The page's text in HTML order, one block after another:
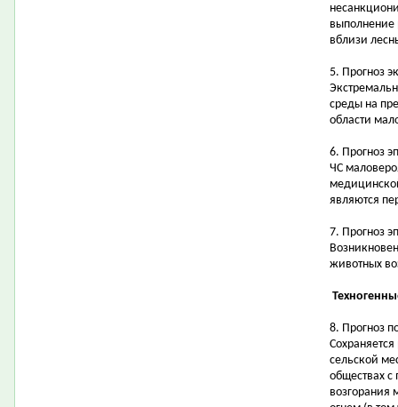
выполнение
вблизи
5. Прогноз
среды на
области
6. Прогноз
ЧС
являются
7. Прогноз
животных
8. Прогноз
сельской
обществах
возгорания